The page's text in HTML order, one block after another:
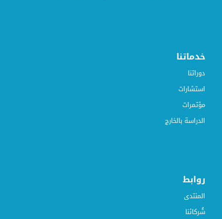
خدماتنا
دوراتنا
استشارات
مؤتمرات
الدراسة بالخارج
روابط
المنتدى
شُركائنا